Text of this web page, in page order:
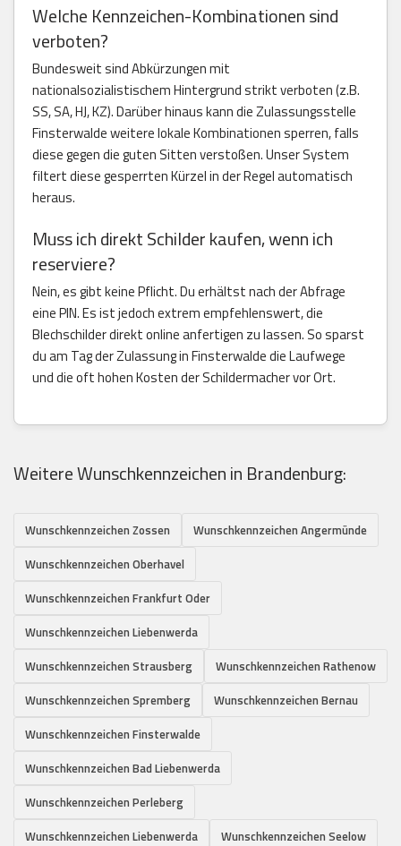
Welche Kennzeichen-Kombinationen sind
verboten?
Bundesweit sind Abkürzungen mit
nationalsozialistischem Hintergrund strikt verboten (z.B.
SS, SA, HJ, KZ). Darüber hinaus kann die Zulassungsstelle
Finsterwalde weitere lokale Kombinationen sperren, falls
diese gegen die guten Sitten verstoßen. Unser System
filtert diese gesperrten Kürzel in der Regel automatisch
heraus.
Muss ich direkt Schilder kaufen, wenn ich
reserviere?
Nein, es gibt keine Pflicht. Du erhältst nach der Abfrage
eine PIN. Es ist jedoch extrem empfehlenswert, die
Blechschilder direkt online anfertigen zu lassen. So sparst
du am Tag der Zulassung in Finsterwalde die Laufwege
und die oft hohen Kosten der Schildermacher vor Ort.
Weitere Wunschkennzeichen in Brandenburg:
Wunschkennzeichen Zossen
Wunschkennzeichen Angermünde
Wunschkennzeichen Oberhavel
Wunschkennzeichen Frankfurt Oder
Wunschkennzeichen Liebenwerda
Wunschkennzeichen Strausberg
Wunschkennzeichen Rathenow
Wunschkennzeichen Spremberg
Wunschkennzeichen Bernau
Wunschkennzeichen Finsterwalde
Wunschkennzeichen Bad Liebenwerda
Wunschkennzeichen Perleberg
Wunschkennzeichen Liebenwerda
Wunschkennzeichen Seelow